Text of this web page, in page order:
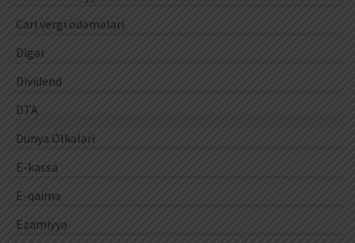
Cari vergi ödəmələri
Digər
Dividend
DTA
Dünya Ölkələri
E-kassa
E-qaimə
Ezamiyyə